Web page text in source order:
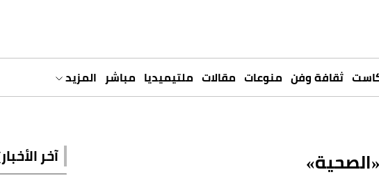
ثقافة وفن منوعات مقالات ملتيميديا مباشر المزيد
آخر الأخبار